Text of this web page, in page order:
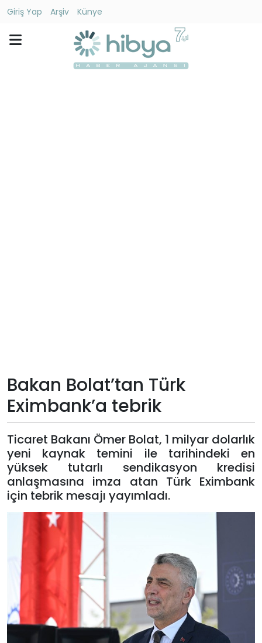
Giriş Yap Arşiv
Künye
Künye
Giriş
Yap
Bakan Bolat’tan Türk
Eximbank’a tebrik
Ticaret Bakanı Ömer Bolat, 1 milyar dolarlık
yeni kaynak temini ile tarihindeki en
yüksek tutarlı sendikasyon kredisi
anlaşmasına imza atan Türk Eximbank
için tebrik mesajı yayımladı.